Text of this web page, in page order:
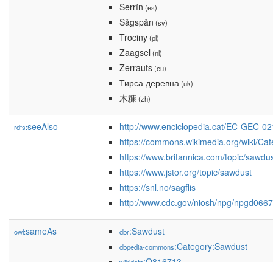
Serrín (es)
Sågspån (sv)
Trociny(pl)
Zaagsel (nl)
Zerrauts(eu)
Тирса деревна(uk)
木糠(zh)
rdfs:seeAlso
http://www.enciclopedia.cat/EC-GEC-
https://commons.wikimedia.org/wiki/
https://www.britannica.com/topic/
https://www.jstor.org/topic/sawdust
https://snl.no/sagflis
http://www.cdc.gov/niosh/npg/
owl:sameAs dbr:Sawdust
dbpedia-commons:Category:Sawdust